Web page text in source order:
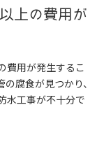
上の費用が
費用が発生するこ
腐食が見つかり、
水工事が不十分で